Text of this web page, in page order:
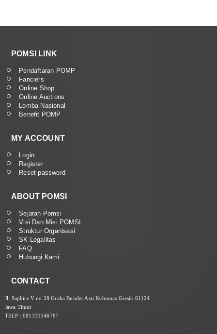
POMSI LINK
Pendaftaran POMP
Fanciers
Online Shop
Online Auctions
Lomba Nasional
Benefit POMP
MY ACCOUNT
Login
Register
Reset password
ABOUT POMSI
Sejarah Pomsi
Visi Dan Misi POMSI
Struktur Organisasi
SK Legalitas
FAQ
Hubungi Kami
CONTACT
Jl. Saphire V no 28 Graha Bunder Asri Kebomas Gresik 61124
Jawa Timur
TELP : 081331146787